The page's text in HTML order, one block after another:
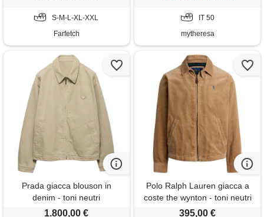
S-M-L-XL-XXL
Farfetch
IT 50
mytheresa
Prada giacca blouson in
denim - toni neutri
1.800,00 €
Polo Ralph Lauren giacca a
coste the wynton - toni neutri
395,00 €